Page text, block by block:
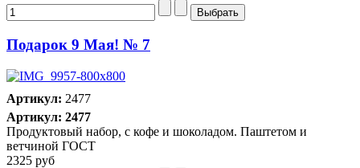
Подарок 9 Мая! № 7
Артикул: 2477
Артикул: 2477
Продуктовый набор, с кофе и шоколадом. Паштетом и
ветчиной ГОСТ
2325 руб